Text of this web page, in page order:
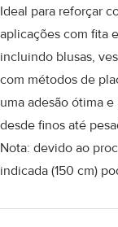
Ideal para reforçar
aplicações com fita
incluindo blusas,
com métodos de
uma adesão ótima
desde finos até
Nota: devido ao
indicada (150 cm)